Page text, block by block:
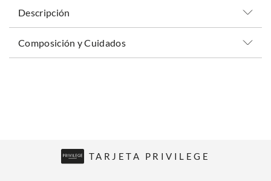
Descripción
Composición y Cuidados
TARJETA PRIVILEGE